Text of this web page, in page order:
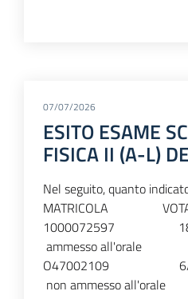
07/07/2026
ESITO ESAME
FISICA II (A-L)
Nel seguito, quanto
MATRICOLA
ammesso all'orale
non ammesso all'orale